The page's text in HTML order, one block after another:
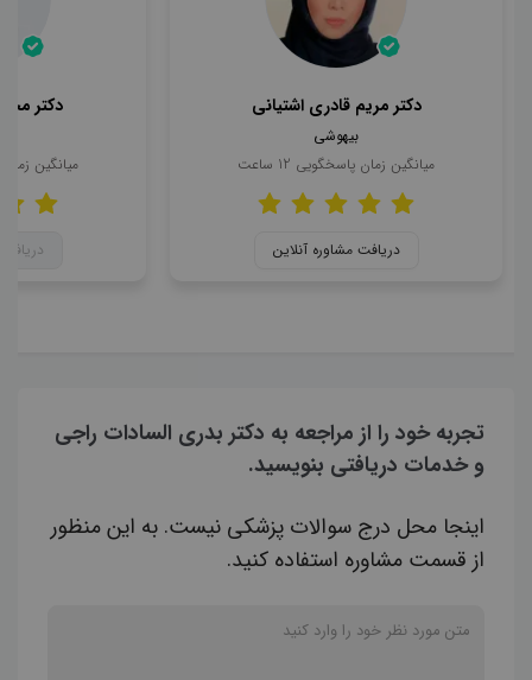
دکتر مریم قادری اشتیانی
بیهوشی
میانگین زمان پاسخگویی 12 ساعت
دریافت مشاوره آنلاین
دکتر
میانگین
تجربه خود را از مراجعه به دکتر بدری السادات راجی
و خدمات دریافتی بنویسید.
اینجا محل درج سوالات پزشکی نیست. به این منظور
از قسمت مشاوره استفاده کنید.